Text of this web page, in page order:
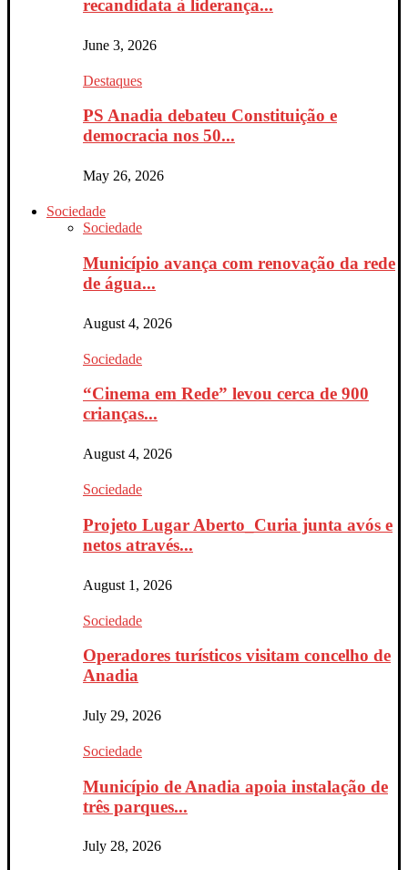
recandidata à liderança...
June 3, 2026
Destaques
PS Anadia debateu Constituição e
democracia nos 50...
May 26, 2026
Sociedade
Sociedade
Município avança com renovação da rede
de água...
August 4, 2026
Sociedade
“Cinema em Rede” levou cerca de 900
crianças...
August 4, 2026
Sociedade
Projeto Lugar Aberto_Curia junta avós e
netos através...
August 1, 2026
Sociedade
Operadores turísticos visitam concelho de
Anadia
July 29, 2026
Sociedade
Município de Anadia apoia instalação de
três parques...
July 28, 2026